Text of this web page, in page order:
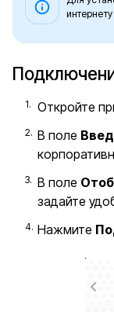
Откройте
В поле
В поле
задайте
Нажмите